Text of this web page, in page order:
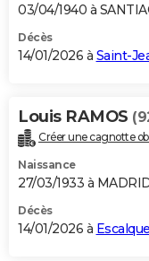
03/04/1940 à
Décès
14/01/2026 à Saint-
Louis RAMOS
Créer une cagnotte
Naissance
27/03/1933 à
Décès
14/01/2026 à